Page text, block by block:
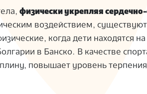
физически укрепляя
воздействием,
когда дети находятся
в Банско. В качестве
повышает уровень